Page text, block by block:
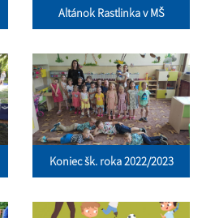
Altánok Rastlinka v MŠ
Koniec šk. roka 2022/2023